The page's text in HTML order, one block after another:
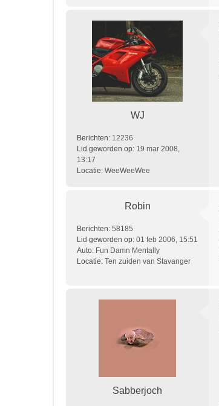
WJ
Berichten: 12236
Lid geworden op: 19 mar 2008,
13:17
Locatie: WeeWeeWee
Robin
Berichten: 58185
Lid geworden op: 01 feb 2006, 15:51
Auto: Fun Damn Mentally
Locatie: Ten zuiden van Stavanger
Sabberjoch